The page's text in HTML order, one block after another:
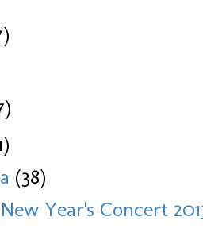
(38)
Year's Concert